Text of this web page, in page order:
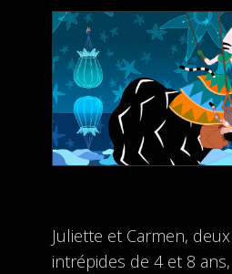
Juliette et Carmen,
intrépides de 4 et 8